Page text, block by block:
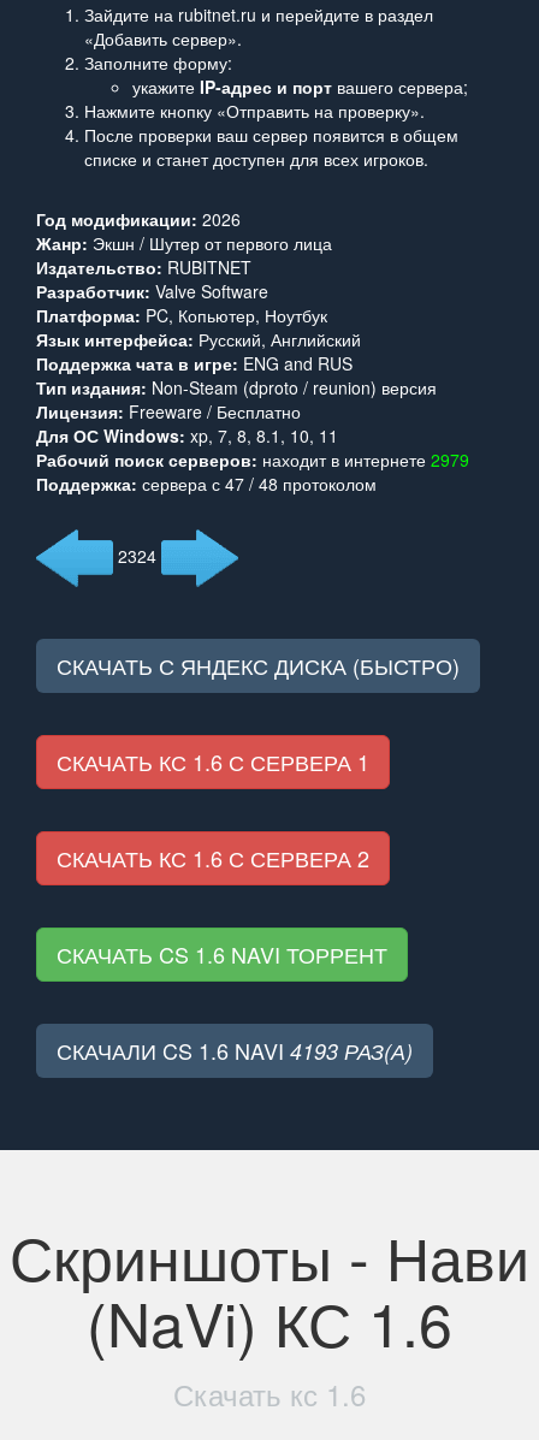
Зайдите на rubitnet.ru и перейдите в раздел
«Добавить сервер».
Заполните форму:
укажите IP‑адрес и порт вашего сервера;
Нажмите кнопку «Отправить на проверку».
После проверки ваш сервер появится в общем
списке и станет доступен для всех игроков.
Год модификации: 2026
Жанр: Экшн / Шутер от первого лица
Издательство: RUBITNET
Разработчик: Valve Software
Платформа: PC, Копьютер, Ноутбук
Язык интерфейса: Русский, Английский
Поддержка чата в игре: ENG and RUS
Тип издания: Non-Steam (dproto / reunion) версия
Лицензия: Freeware / Бесплатно
Для ОС Windows: xp, 7, 8, 8.1, 10, 11
Рабочий поиск серверов: находит в интернете 2979
Поддержка: сервера с 47 / 48 протоколом
2324
СКАЧАТЬ С ЯНДЕКС ДИСКА (БЫСТРО)
СКАЧАТЬ КС 1.6 С СЕРВЕРА 1
СКАЧАТЬ КС 1.6 С СЕРВЕРА 2
СКАЧАТЬ CS 1.6 NAVI ТОРРЕНТ
СКАЧАЛИ CS 1.6 NAVI 4193 РАЗ(А)
Скриншоты - Нави
(NaVi) КС 1.6
Скачать кс 1.6